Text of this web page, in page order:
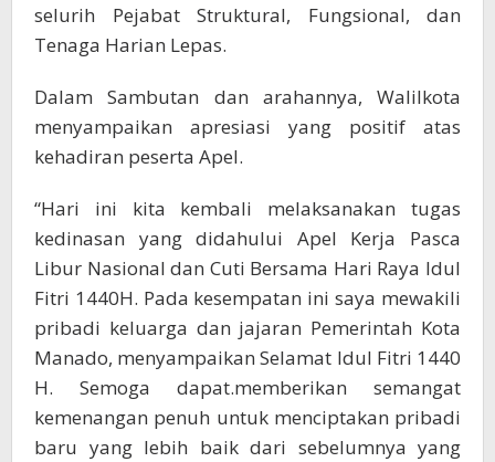
selurih Pejabat Struktural, Fungsional, dan
Tenaga Harian Lepas.
Dalam Sambutan dan arahannya, Walilkota
menyampaikan apresiasi yang positif atas
kehadiran peserta Apel.
“Hari ini kita kembali melaksanakan tugas
kedinasan yang didahului Apel Kerja Pasca
Libur Nasional dan Cuti Bersama Hari Raya Idul
Fitri 1440H. Pada kesempatan ini saya mewakili
pribadi keluarga dan jajaran Pemerintah Kota
Manado, menyampaikan Selamat Idul Fitri 1440
H. Semoga dapat.memberikan semangat
kemenangan penuh untuk menciptakan pribadi
baru yang lebih baik dari sebelumnya yang